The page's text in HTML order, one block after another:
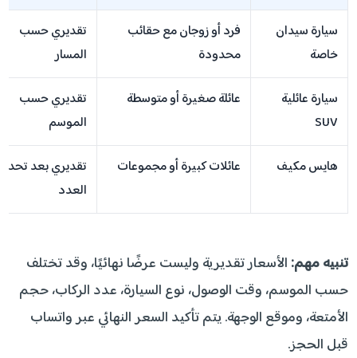
سيارة سيدان
خاصة
فرد أو زوجان مع حقائب
محدودة
تقديري حسب
المسار
سيارة عائلية
SUV
عائلة صغيرة أو متوسطة
تقديري حسب
الموسم
هايس مكيف عائلات كبيرة أو مجموعات
تقديري بعد
العدد
تنبيه مهم: الأسعار تقديرية وليست عرضًا نهائيًا، وقد تختلف
حسب الموسم، وقت الوصول، نوع السيارة، عدد الركاب، حجم
الأمتعة، وموقع الوجهة. يتم تأكيد السعر النهائي عبر واتساب
قبل الحجز.